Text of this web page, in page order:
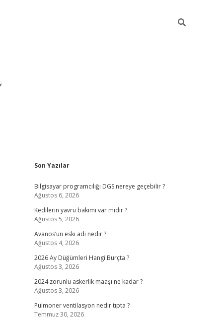
Sidebar
Son Yazılar
Bilgisayar programcılığı DGS nereye geçebilir ?
Ağustos 6, 2026
Kedilerin yavru bakımı var mıdır ?
Ağustos 5, 2026
Avanos’un eski adı nedir ?
Ağustos 4, 2026
2026 Ay Düğümleri Hangi Burçta ?
Ağustos 3, 2026
2024 zorunlu askerlik maaşı ne kadar ?
Ağustos 3, 2026
Pulmoner ventilasyon nedir tıpta ?
Temmuz 30, 2026